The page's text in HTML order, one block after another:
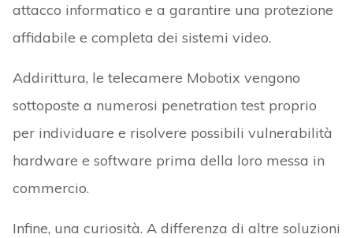
attacco informatico e a garantire una protezione
affidabile e completa dei sistemi video.
Addirittura, le telecamere Mobotix vengono
sottoposte a numerosi penetration test proprio
per individuare e risolvere possibili vulnerabilità
hardware e software prima della loro messa in
commercio.
Infine, una curiosità. A differenza di altre soluzioni